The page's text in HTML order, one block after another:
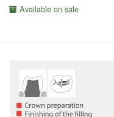
Available on sale